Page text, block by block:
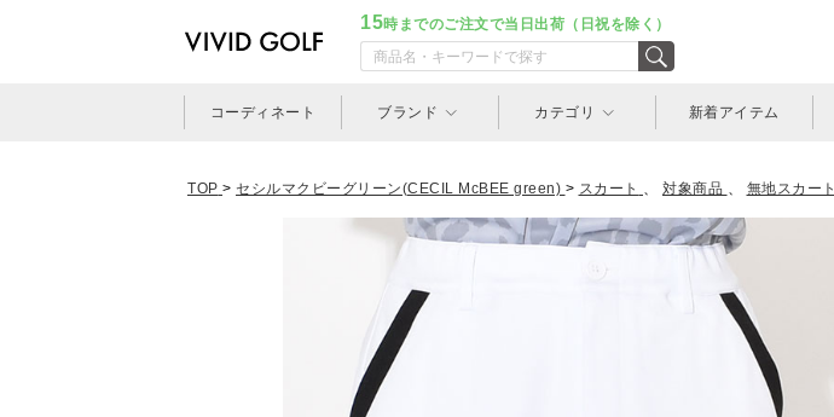
15時までのご注文で当日出荷（日祝を除く）
コーディネート ブランド カテゴリ 新着アイテム
TOP > セシルマクビーグリーン(CECIL McBEE green) > スカート 、 対象商品 、 無地スカート